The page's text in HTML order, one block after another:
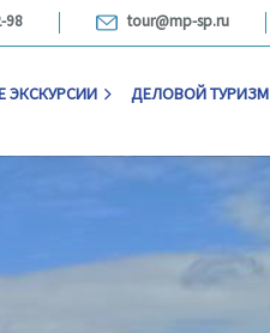
98 tour@mp-sp.ru
ЭКСКУРСИИ ДЕЛОВОЙ ТУРИЗМ